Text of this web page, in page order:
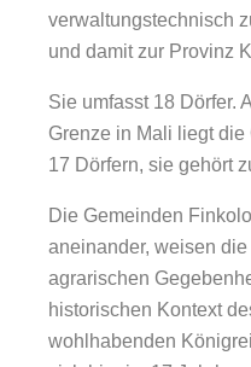
verwaltungstechnisch
und damit zur Provinz
Sie umfasst 18 Dörfer.
Grenze in Mali liegt
17 Dörfern, sie gehört
Die Gemeinden
aneinander, weisen
agrarischen
historischen Kontext
wohlhabenden